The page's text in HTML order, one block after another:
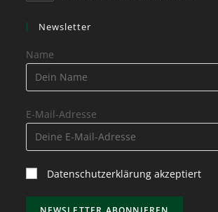
Newsletter
Name
E-Mail-Adresse
Datenschutzerklärung akzeptiert